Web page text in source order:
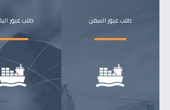
طلب عبور السفن طلب عبور